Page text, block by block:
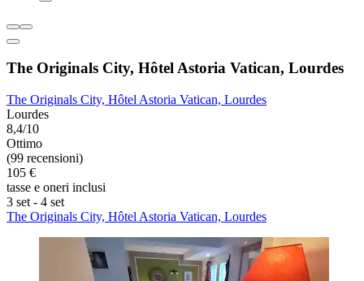
The Originals City, Hôtel Astoria Vatican, Lourdes
The Originals City, Hôtel Astoria Vatican, Lourdes
Lourdes
8,4/10
Ottimo
(99 recensioni)
105 €
tasse e oneri inclusi
3 set - 4 set
The Originals City, Hôtel Astoria Vatican, Lourdes